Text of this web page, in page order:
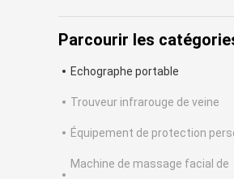
Parcourir les
Echographe portable
Trouveur infrarouge de veine
Équipement de protection
Machine de massage facial de